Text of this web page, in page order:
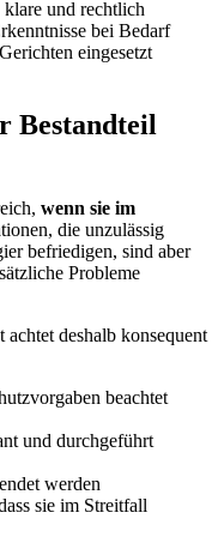
und rechtlich
bei Bedarf
eingesetzt
Bestandteil
wenn sie im
die unzulässig
befriedigen, sind aber
Probleme
deshalb konsequent
beachtet
und durchgeführt
werden
sie im Streitfall